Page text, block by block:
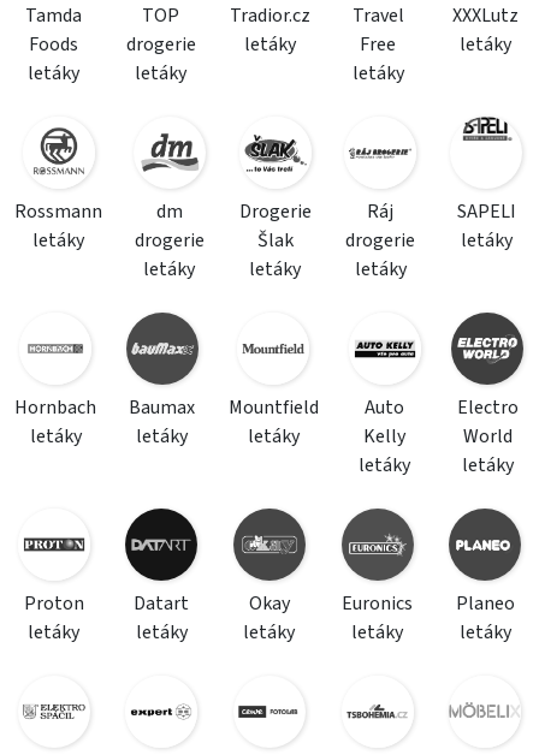
Tamda
Foods
letáky
TOP
drogerie
letáky
Tradior.cz
letáky
Travel
Free
letáky
XXXLutz
letáky
Rossmann
letáky
dm
drogerie
letáky
Drogerie
Šlak
letáky
Ráj
drogerie
letáky
SAPELI
letáky
Hornbach
letáky
Baumax
letáky
Mountfield
letáky
Auto
Kelly
letáky
Electro
World
letáky
Proton
letáky
Datart
letáky
Okay
letáky
Euronics
letáky
Planeo
letáky